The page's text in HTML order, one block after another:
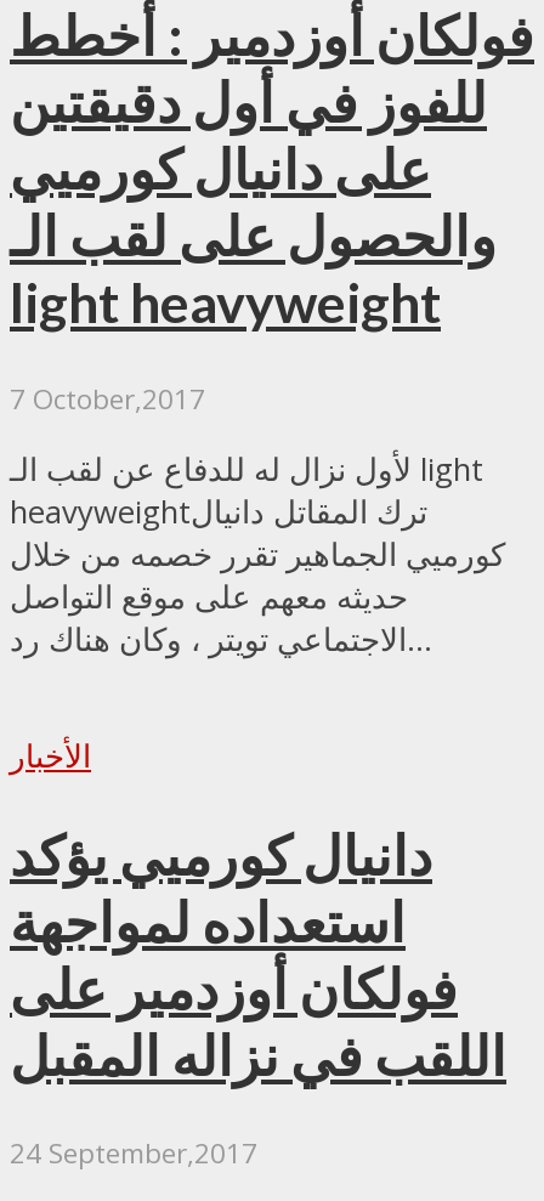
فولكان أوزدمير : أخطط
للفوز في أول دقيقتين
على دانيال كورميي
والحصول على لقب الـ
light heavyweight
7 October,2017
لأول نزال له للدفاع عن لقب الـ light
heavyweightترك المقاتل دانيال
كورميي الجماهير تقرر خصمه من خلال
حديثه معهم على موقع التواصل
الاجتماعي تويتر ، وكان هناك رد...
الأخبار
دانيال كورميي يؤكد
استعداده لمواجهة
فولكان أوزدمير على
اللقب في نزاله المقبل
24 September,2017